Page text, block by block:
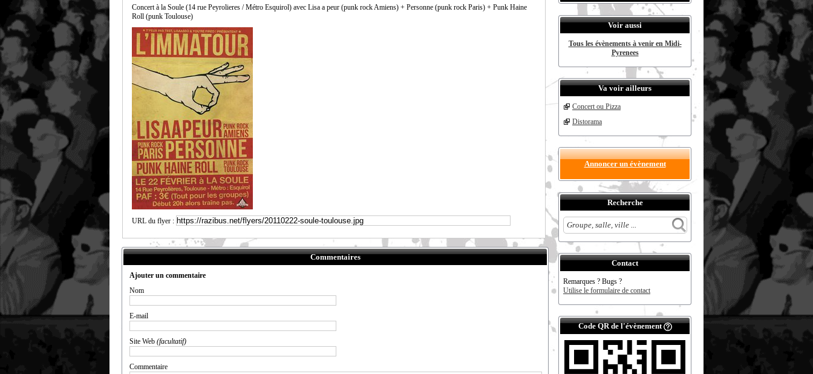
Concert à la Soule (14 rue Peyrolieres / Métro Esquirol) avec Lisa a peur (punk rock Amiens) + Personne (punk rock Paris) + Punk Haine
Roll (punk Toulouse)
URL du flyer :
Commentaires
Ajouter un commentaire
Nom
E-mail
Site Web (facultatif)
Commentaire
Voir aussi
Tous les évènements à venir en Midi-
Pyrenees
Va voir ailleurs
Concert ou Pizza
Distorama
Annoncer un évènement
Recherche
Contact
Remarques ? Bugs ?
Utilise le formulaire de contact
Code QR de l'évènement